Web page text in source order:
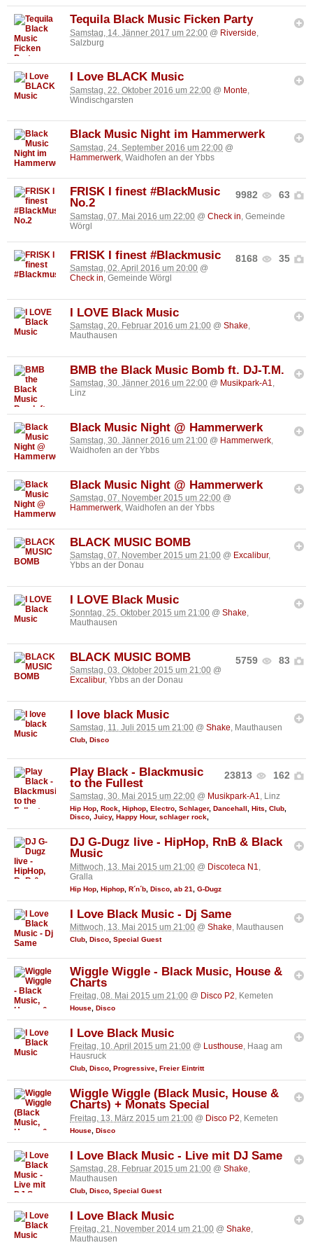
Tequila Black Music Ficken Party
Samstag, 14. Jänner 2017 um 22:00 @ Riverside,
Salzburg
I Love BLACK Music
Samstag, 22. Oktober 2016 um 22:00 @ Monte,
Windischgarsten
Black Music Night im Hammerwerk
Samstag, 24. September 2016 um 22:00 @
Hammerwerk, Waidhofen an der Ybbs
9982 63
FRISK I finest #BlackMusic
No.2
Samstag, 07. Mai 2016 um 22:00 @ Check in, Gemeinde
Wörgl
8168 35
FRISK I finest #Blackmusic
Samstag, 02. April 2016 um 20:00 @
Check in, Gemeinde Wörgl
I LOVE Black Music
Samstag, 20. Februar 2016 um 21:00 @ Shake,
Mauthausen
BMB the Black Music Bomb ft. DJ-T.M.
Samstag, 30. Jänner 2016 um 22:00 @ Musikpark-A1,
Linz
Black Music Night @ Hammerwerk
Samstag, 30. Jänner 2016 um 21:00 @ Hammerwerk,
Waidhofen an der Ybbs
Black Music Night @ Hammerwerk
Samstag, 07. November 2015 um 22:00 @
Hammerwerk, Waidhofen an der Ybbs
BLACK MUSIC BOMB
Samstag, 07. November 2015 um 21:00 @ Excalibur,
Ybbs an der Donau
I LOVE Black Music
Sonntag, 25. Oktober 2015 um 21:00 @ Shake,
Mauthausen
5759 83
BLACK MUSIC BOMB
Samstag, 03. Oktober 2015 um 21:00 @
Excalibur, Ybbs an der Donau
I love black Music
Samstag, 11. Juli 2015 um 21:00 @ Shake, Mauthausen
Club, Disco
23813 162
Play Black - Blackmusic
to the Fullest
Samstag, 30. Mai 2015 um 22:00 @ Musikpark-A1, Linz
Hip Hop, Rock, Hiphop, Electro, Schlager, Dancehall, Hits, Club,
Disco, Juicy, Happy Hour, schlager rock,
DJ G-Dugz live - HipHop, RnB & Black
Music
Mittwoch, 13. Mai 2015 um 21:00 @ Discoteca N1
Gralla
Hip Hop Hiphop R´n´b Disco ab 21 G-Dugz
I Love Black Music - Dj Same
Mittwoch, 13. Mai 2015 um 21:00 @ Shake, Mauthausen
Club Disco Special Guest
Wiggle Wiggle - Black Music, House &
Charts
Freitag, 08. Mai 2015 um 21:00 @ Disco P2, Kemeten
House Disco
I Love Black Music
Freitag, 10. April 2015 um 21:00 @ Lusthouse, Haag am
Hausruck
Club, Disco, Progressive, Freier Eintritt
Wiggle Wiggle (Black Music, House &
Charts) + Monats Special
Freitag, 13. März 2015 um 21:00 @ Disco P2 , Kemeten
House Disco
I Love Black Music - Live mit DJ Same
Samstag, 28. Februar 2015 um 21:00 @ Shake,
Mauthausen
Club Disco Special Guest
I Love Black Music
Freitag, 21. November 2014 um 21:00 @ Shake,
Mauthausen